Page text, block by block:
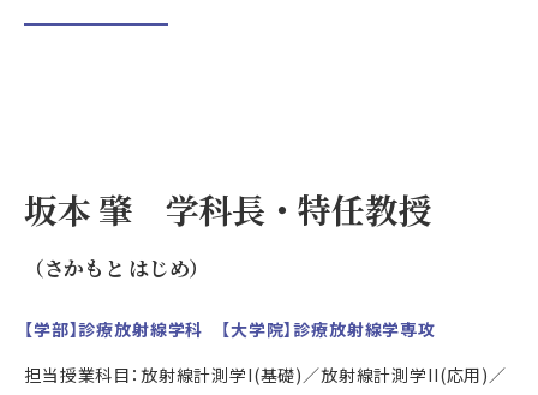
坂本 肇 学科長・特任教授
（さかもと はじめ）
【学部】診療放射線学科 【大学院】診療放射線学専攻
担当授業科目：放射線計測学I(基礎)／放射線計測学II(応用)／